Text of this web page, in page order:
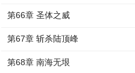
第66章 圣体之威
第67章 斩杀陆顶峰
第68章 南海无垠